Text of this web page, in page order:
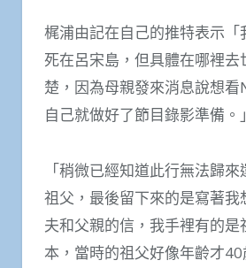
梶浦由記在自己的推特表示「
死在呂宋島，但具體在哪裡去
楚，因為母親發來消息說想看
自己就做好了節目錄影準備。」
「稍微已經知道此行無法歸
祖父，最後留下來的是寫著我
夫和父親的信，我手裡有的是
本，當時的祖父好像年齡才